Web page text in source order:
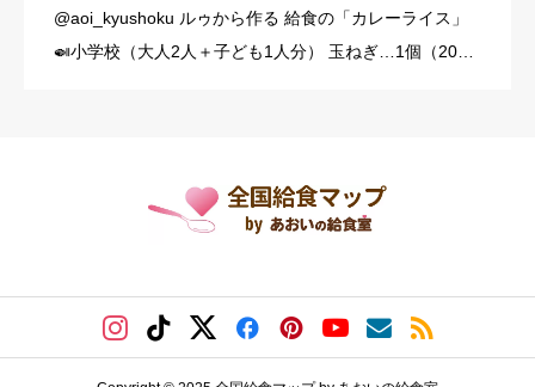
@aoi_kyushoku ルゥから作る 給食の「カレーライス」
🍛小学校（大人2人＋子ども1人分） 玉ねぎ…1個（200